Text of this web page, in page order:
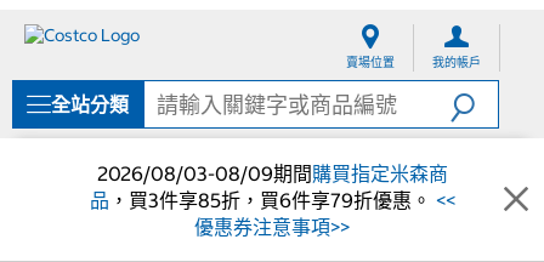
單
賣場位置 我的帳戶
全站分類
2026/08/03-08/09期間購買指定米森商
品 ，買3件享85折，買6件享79折優惠。 <<
優惠券注意事項>>